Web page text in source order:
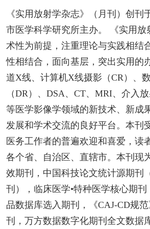
《实用放射学杂志》（月刊）创刊
市医学科学研究所主办。 《实用放
术性为前提，注重理论与实践相结
性相结合，面向基层，突出实用的
道X线、计算机X线摄影（CR）、
（DR）、DSA、CT、MRI、介入
等医学影像学领域的新技术、新成
发展和学术交流的良好平台。本刊
医务工作者的普遍欢迎和喜爱，读
各个省、自治区、直辖市。本刊现
效期刊，中国科技论文统计源期刊
刊），临床医学•特种医学核心期
品数据库选入期刊，《CAJ-CD规
刊，万方数据数字化期刊全文数据